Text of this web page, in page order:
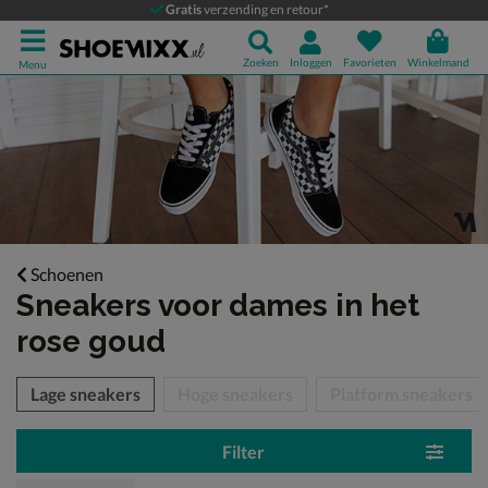
Gratisverzending en retour*
Menu Zoeken Inloggen Favorieten Winkelmand
Schoenen
Sneakers voor dames in het
rose goud
over
Lage sneakers
Filter